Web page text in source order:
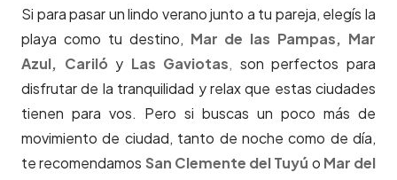
Si para pasar un lindo verano junto a tu pareja, elegís la
playa como tu destino, Mar de las Pampas, Mar
Azul, Cariló y Las Gaviotas, son perfectos para
disfrutar de la tranquilidad y relax que estas ciudades
tienen para vos. Pero si buscas un poco más de
movimiento de ciudad, tanto de noche como de día,
te recomendamos San Clemente del Tuyú o Mar del